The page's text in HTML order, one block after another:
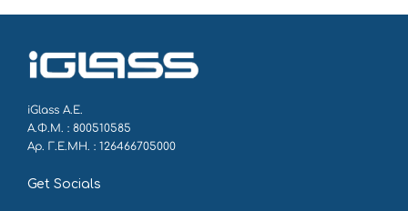
iGlass Α.Ε.
Α.Φ.Μ. : 800510585
Αρ. Γ.Ε.ΜΗ. : 126466705000
Get Socials